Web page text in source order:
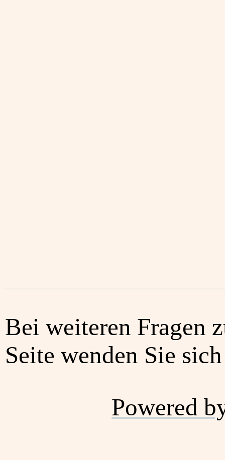
Bei weiteren Fragen
Seite wenden Sie
Powered